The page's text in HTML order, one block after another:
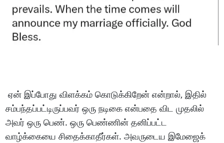
ஏன் இப்போது விளக்கம் கொடுக்கிறேன் என்றால், இதில்
சம்பந்தப்பட்டிருப்பவர் ஒரு நடிகை என்பதை விட முதலில்
அவர் ஒரு பெண். ஒரு பெண்ணின் தனிப்பட்ட
வாழ்க்கையை சிதைக்காதீர்கள். அவருடைய இமேஜைக்